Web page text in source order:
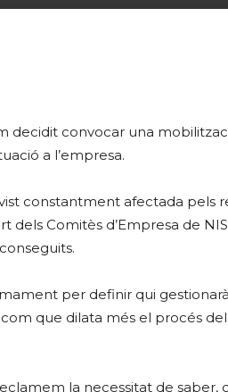
decidit convocar una
a l’empresa.
constantment afectada pels
dels Comitès d’Empresa de
per definir qui
que dilata més el procés del
la necessitat de saber,